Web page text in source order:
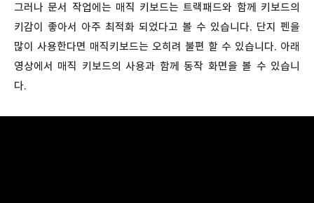
그러나 문서 작업에는 매직 키보드는 트랙패드와 함께 키보드의
키감이 좋아서 아주 최적화 되었다고 볼 수 있습니다. 단지 펜을
많이 사용한다면 매직키보드는 오히려 불편 할 수 있습니다. 아래
영상에서 매직 키보드의 사용과 함께 동작 화면을 볼 수 있습니
다.